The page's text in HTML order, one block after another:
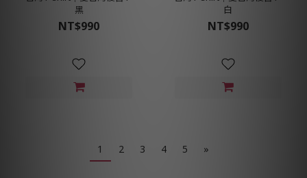
黑
NT$990
白
NT$990
1 2 3 4 5 »